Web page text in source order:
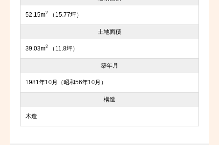
52.15m2 （15.77坪）
土地面積
39.03m2 （11.8坪）
築年月
1981年10月（昭和56年10月）
構造
木造